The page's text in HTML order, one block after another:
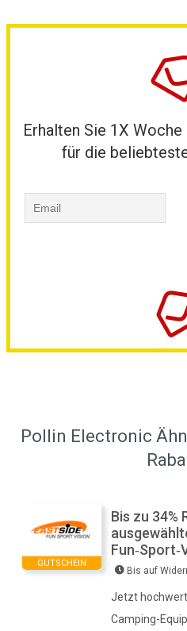
Erhalten Sie 1X
für die
Pollin Electronic
GUTSCHEIN
Bis zu 34%
Bis auf
Jetzt
Camping-